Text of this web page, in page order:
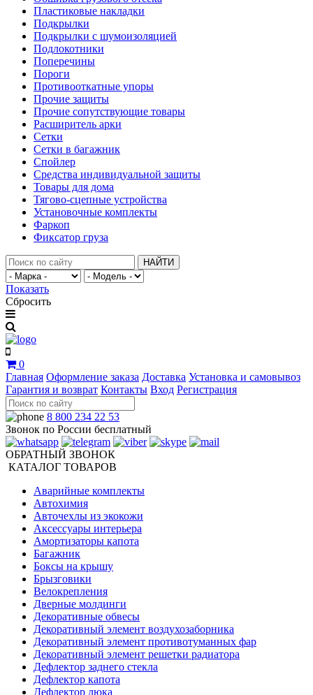
Пластиковые накладки
Подкрылки
Подкрылки с шумоизоляцией
Подлокотники
Поперечины
Пороги
Противооткатные упоры
Прочие защиты
Прочие сопутствующие товары
Расширитель арки
Сетки
Сетки в багажник
Спойлер
Средства индивидуальной защиты
Товары для дома
Тягово-сцепные устройства
Установочные комплекты
Фаркоп
Фиксатор груза
НАЙТИ
Показать
Сбросить
0
Главная Оформление заказа Доставка Установка и самовывоз
Гарантия и возврат Контакты Вход Регистрация
8 800 234 22 53
Звонок по России бесплатный
ОБРАТНЫЙ ЗВОНОК
КАТАЛОГ ТОВАРОВ
Аварийные комплекты
Автохимия
Авточехлы из экокожи
Аксессуары интерьера
Амортизаторы капота
Багажник
Боксы на крышу
Брызговики
Велокрепления
Дверные молдинги
Декоративные обвесы
Декоративный элемент воздухозаборника
Декоративный элемент противотуманных фар
Декоративный элемент решетки радиатора
Дефлектор заднего стекла
Дефлектор капота
Дефлектор люка